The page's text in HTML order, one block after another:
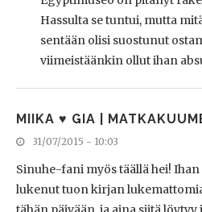
Hassulta se tuntui, mutta
sentään olisi suostunut
viimeistäänkin ollut ihan
MIIKA ♥ GIA |
31/07/2015 - 10:03
Sinuhe-fani myös täällä hei!
lukenut tuon kirjan